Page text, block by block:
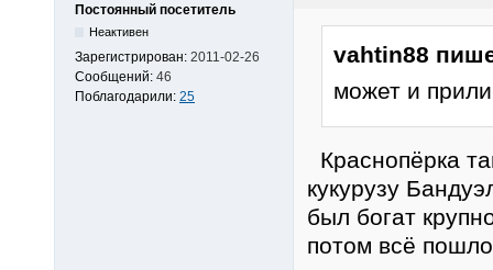
Постоянный посетитель
Неактивен
Зарегистрирован: 2011-02-26
Сообщений: 46
Поблагодарили: 25
vahtin88
может и
Краснопёрка
кукурузу
был богат
потом всё